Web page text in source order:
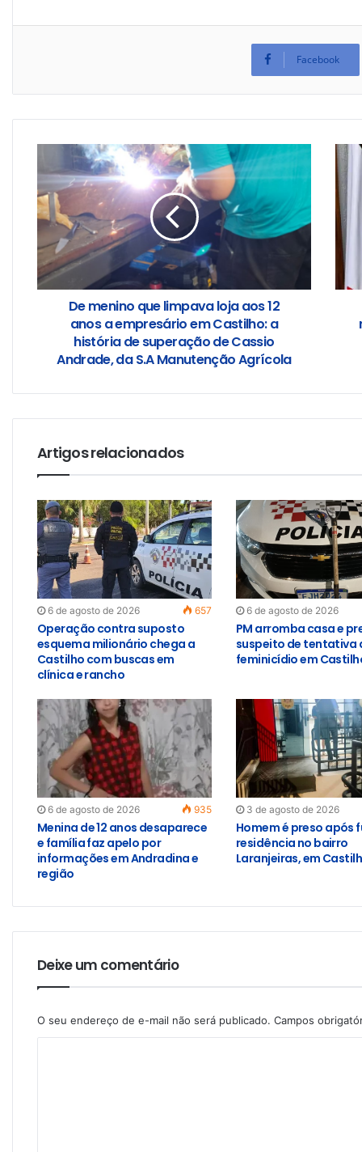
Facebook
De menino que limpava loja aos 12
anos a empresário em Castilho: a
história de superação de Cassio
Andrade, da S.A Manutenção Agrícola
Artigos relacionados
6 de agosto de 2026 657
Operação contra suposto
esquema milionário chega a
Castilho com buscas em
clínica e rancho
6 de agosto de 2026
PM arromba casa e
suspeito de tentativa
feminicídio em
6 de agosto de 2026 935
Menina de 12 anos desaparece
e família faz apelo por
informações em Andradina e
região
3 de agosto de 2026
Homem é preso após
residência no bairro
Laranjeiras, em
Deixe um comentário
O seu endereço de e-mail não será publicado. Campos